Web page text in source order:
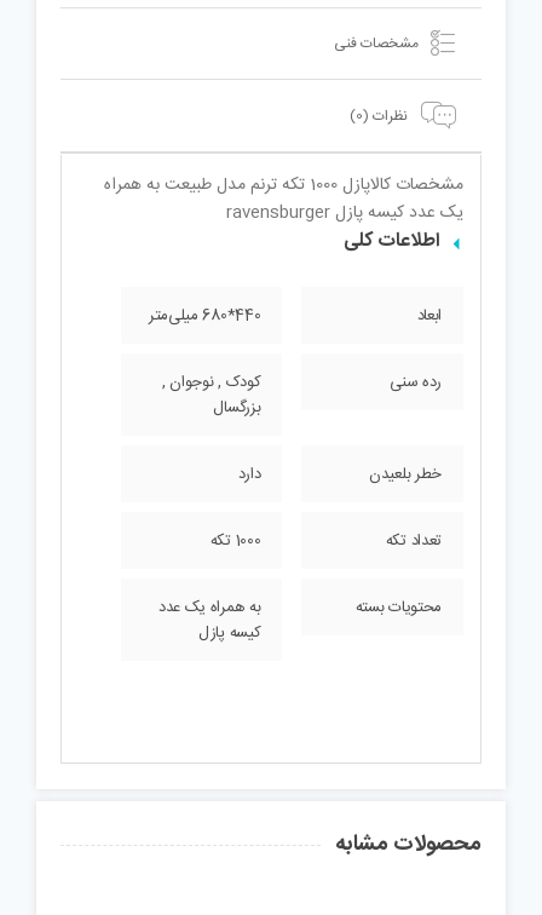
مشخصات فنی
نظرات (0)
مشخصات کالا
پازل 1000 تکه ترنم مدل طبیعت به همراه
یک عدد کیسه پازل ravensburger
اطلاعات کلی
ابعاد 440*680 میلی‌متر
رده سنی
کودک , نوجوان ,
بزرگسال
خطر بلعیدن دارد
تعداد تکه 1000 تکه
محتویات بسته
به همراه یک عدد
کیسه پازل
محصولات مشابه